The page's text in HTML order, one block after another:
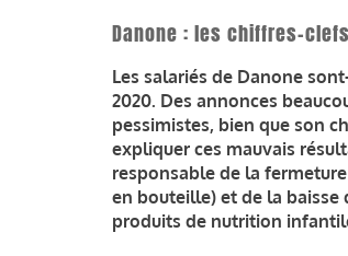
Danone : les chiffres-
Les salariés de Danone
2020. Des annonces
pessimistes, bien que son
expliquer ces mauvais
responsable de la
en bouteille) et de la baisse
produits de nutrition